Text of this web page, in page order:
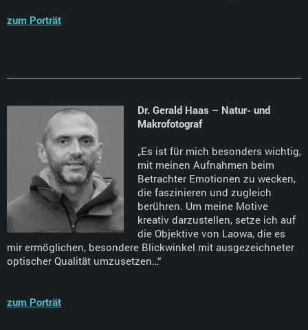
zum Porträt
Dr. Gerald Haas – Natur- und
Makrofotograf
„Es ist für mich besonders wichtig,
mit meinen Aufnahmen beim
Betrachter Emotionen zu wecken,
die faszinieren und zugleich
berühren. Um meine Motive
kreativ darzustellen, setze ich auf
die Objektive von Laowa, die es
mir ermöglichen, besondere Blickwinkel mit ausgezeichneter
optischer Qualität umzusetzen…“
zum Porträt